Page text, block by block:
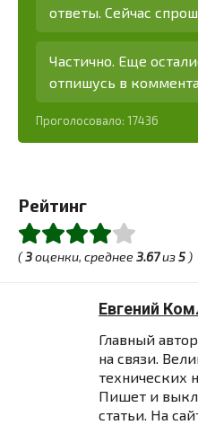
ответы. Сейчас
Частично. Еще
отпишусь в
Проголосовало: 17436
Рейтинг
(3оценки, среднее3.67из5 )
Евгений
Главный
на связи.
технических
Пишет и
статьи. На